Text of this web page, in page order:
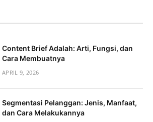
Content Brief Adalah: Arti, Fungsi, dan
Cara Membuatnya
APRIL 9, 2026
Segmentasi Pelanggan: Jenis, Manfaat,
dan Cara Melakukannya